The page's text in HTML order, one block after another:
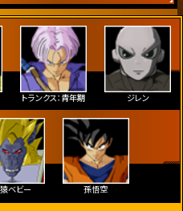
トランクス：青年期 ジレン
ベビー 孫悟空